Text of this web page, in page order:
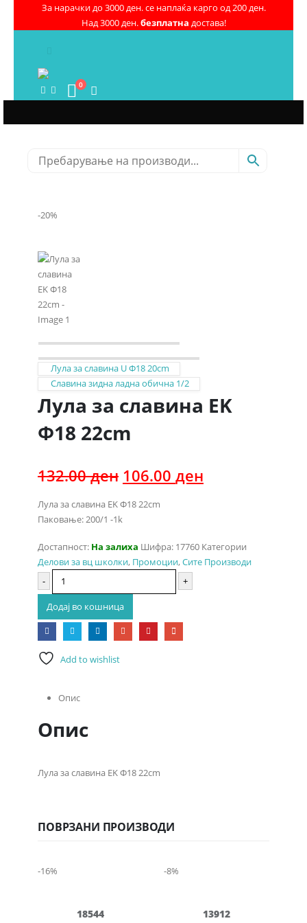
За нарачки до 3000 ден. се наплаќа карго од 200 ден.
Над 3000 ден.безплатна достава!
0
-20%
Лула за славина U Ф18 20cm
Славина зидна ладна обична 1/2
Лула за славина EK
Ф18 22cm
132.00ден Original
price
was:
132.00 ден.
106.00 ден
price
Лула за славина EK Ф18 22cm
Паковање: 200/1 -1k
Достапност: На залиха Шифра: 17760 Категории
Делови за вц школки, Промоции,Сите Производи
-
+
Додај во кошница
Add to wishlist
Опис
Опис
Лула за славина EK Ф18 22cm
ПОВРЗАНИ ПРОИЗВОДИ
-16%
18544
-8%
13912